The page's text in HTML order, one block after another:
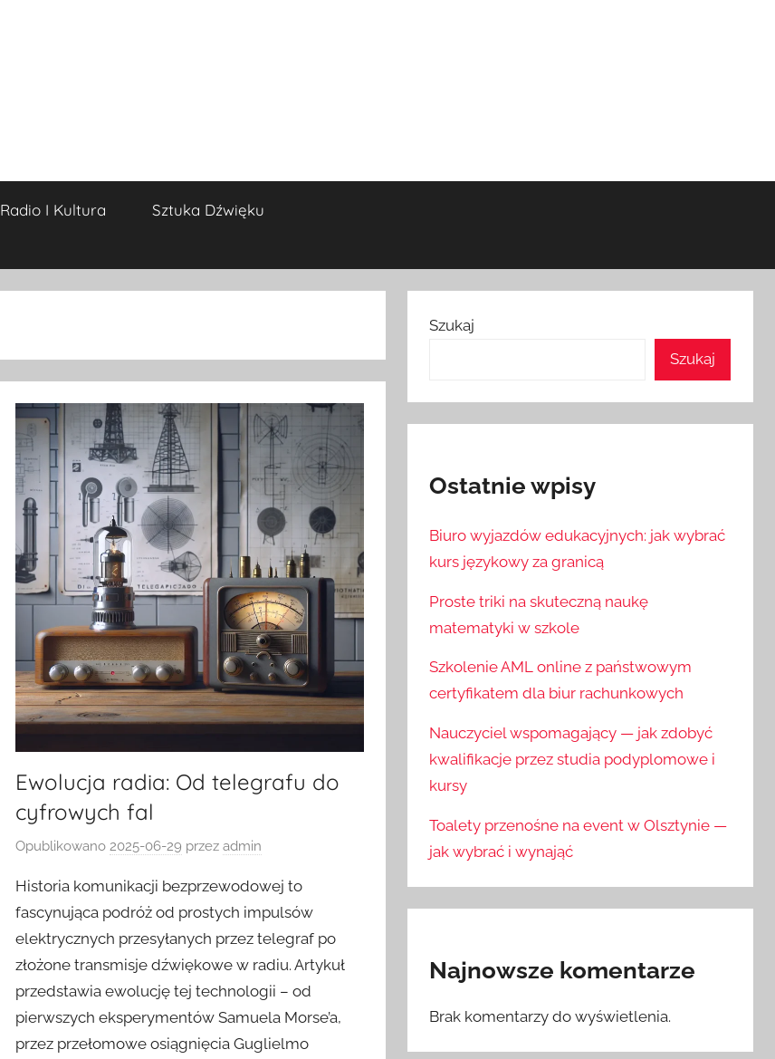
Radio I Kultura Sztuka Dźwięku
Ewolucja radia: Od telegrafu do
cyfrowych fal
Opublikowano 2025-06-29 przezadmin
Historia komunikacji bezprzewodowej to
fascynująca podróż od prostych impulsów
elektrycznych przesyłanych przez telegraf po
złożone transmisje dźwiękowe w radiu. Artykuł
przedstawia ewolucję tej technologii – od
pierwszych eksperymentów Samuela Morse’a,
przez przełomowe osiągnięcia Guglielmo
Szukaj
Szukaj
Ostatnie wpisy
Biuro wyjazdów edukacyjnych: jak wybrać
kurs językowy za granicą
Proste triki na skuteczną naukę
matematyki w szkole
Szkolenie AML online z państwowym
certyfikatem dla biur rachunkowych
Nauczyciel wspomagający — jak zdobyć
kwalifikacje przez studia podyplomowe i
kursy
Toalety przenośne na event w Olsztynie —
jak wybrać i wynająć
Najnowsze komentarze
Brak komentarzy do wyświetlenia.